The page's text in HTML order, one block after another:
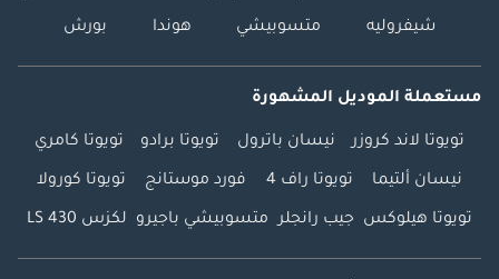
شيفروليه متسوبيشي هوندا بورش
مستعملة الموديل المشهورة
تويوتا لاند كروزر نيسان باترول تويوتا برادو تويوتا كامري
نيسان ألتيما تويوتا راف 4 فورد موستانج تويوتا كورولا
تويوتا هيلوكس جيب رانجلر متسوبيشي باجيرو لكزس LS 430